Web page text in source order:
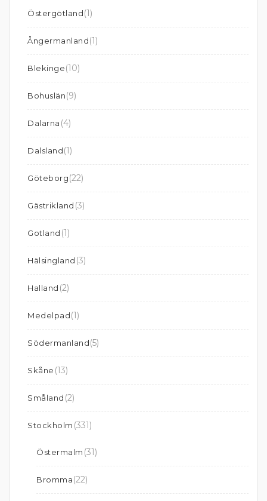
Östergötland(1)
Ångermanland(1)
Blekinge(10)
Bohuslän(9)
Dalarna (4)
Dalsland(1)
Göteborg(22)
Gästrikland (3)
Gotland (1)
Hälsingland (3)
Halland (2)
Medelpad(1)
Södermanland(5)
Skåne (13)
Småland (2)
Stockholm (331)
Östermalm (31)
Bromma(22)